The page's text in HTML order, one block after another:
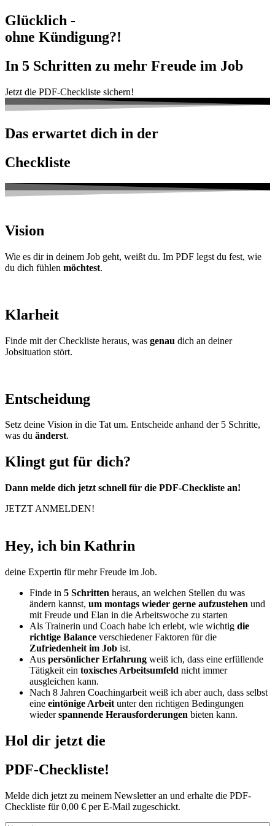
Glücklich -
ohne Kündigung?!
In 5 Schritten zu mehr Freude im Job
Jetzt die PDF-Checkliste sichern!
Das erwartet dich in der
Checkliste
Vision
Wie es dir in deinem Job geht, weißt du. Im PDF legst du fest, wie
du dich fühlen möchtest.
Klarheit
Finde mit der Checkliste heraus, was genau dich an deiner
Jobsituation stört.
Entscheidung
Setz deine Vision in die Tat um. Entscheide anhand der 5 Schritte,
was du änderst.
Klingt gut für dich?
Dann melde dich jetzt schnell für die PDF-Checkliste an!
JETZT ANMELDEN!
Hey, ich bin Kathrin
deine Expertin für mehr Freude im Job.
Finde in 5 Schritten heraus, an welchen Stellen du was
ändern kannst, um montags wieder gerne aufzustehen und
mit Freude und Elan in die Arbeitswoche zu starten
Als Trainerin und Coach habe ich erlebt, wie wichtig die
richtige Balance verschiedener Faktoren für die
Zufriedenheit im Job ist.
Aus persönlicher Erfahrung weiß ich, dass eine erfüllende
Tätigkeit ein toxisches Arbeitsumfeld nicht immer
ausgleichen kann.
Nach 8 Jahren Coachingarbeit weiß ich aber auch, dass selbst
eine eintönige Arbeit unter den richtigen Bedingungen
wiederspannende Herausforderungen bieten kann.
Hol dir jetzt die
PDF-Checkliste!
Melde dich jetzt zu meinem Newsletter an und erhalte die PDF-
Checkliste für 0,00 € per E-Mail zugeschickt.